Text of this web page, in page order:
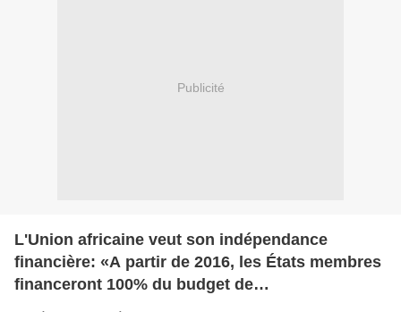
Publicité
L'Union africaine veut son indépendance
financière: «A partir de 2016, les États membres
financeront 100% du budget de